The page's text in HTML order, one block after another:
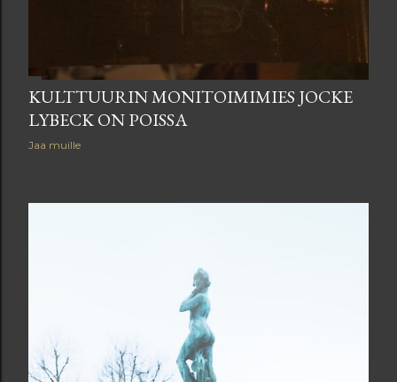
KULTTUURIN MONITOIMIMIES JOCKE
LYBECK ON POISSA
Jaa muille